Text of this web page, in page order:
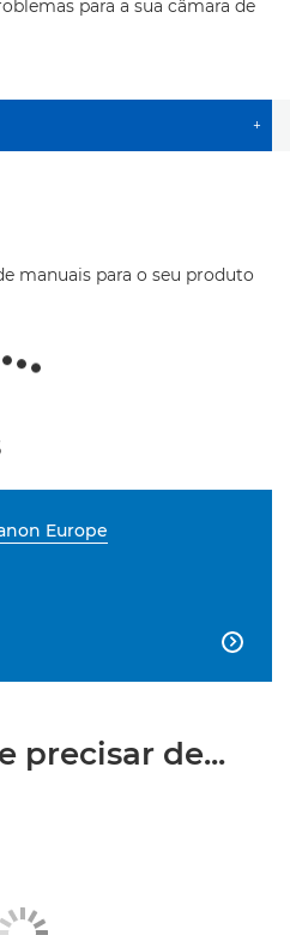
para a sua câmara de
+
manuais para o seu produto
Europe

precisar de...